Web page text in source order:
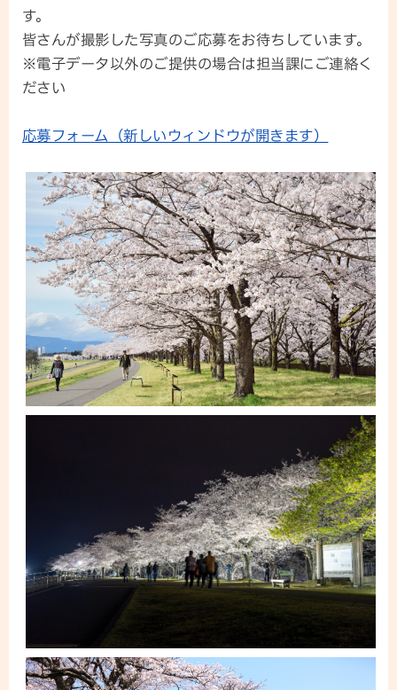
す。
皆さんが撮影した写真のご応募をお待ちしています。
※電子データ以外のご提供の場合は担当課にご連絡く
ださい
応募フォーム（新しいウィンドウが開きます）